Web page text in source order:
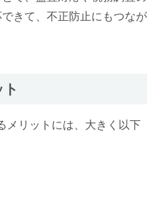
きて、不正防止にもつなが
メリットには、大きく以下